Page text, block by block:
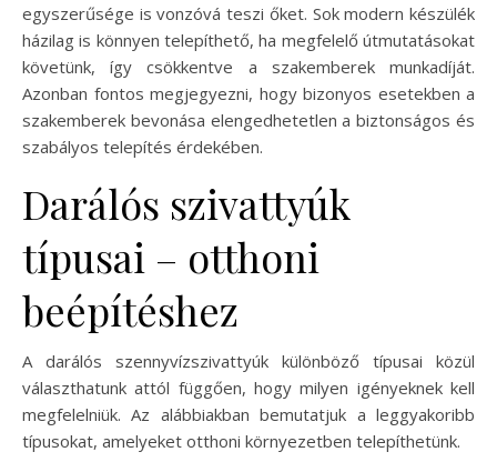
egyszerűsége is vonzóvá teszi őket. Sok modern készülék
házilag is könnyen telepíthető, ha megfelelő útmutatásokat
követünk, így csökkentve a szakemberek munkadíját.
Azonban fontos megjegyezni, hogy bizonyos esetekben a
szakemberek bevonása elengedhetetlen a biztonságos és
szabályos telepítés érdekében.
Darálós szivattyúk
típusai – otthoni
beépítéshez
A darálós szennyvízszivattyúk különböző típusai közül
választhatunk attól függően, hogy milyen igényeknek kell
megfelelniük. Az alábbiakban bemutatjuk a leggyakoribb
típusokat, amelyeket otthoni környezetben telepíthetünk.